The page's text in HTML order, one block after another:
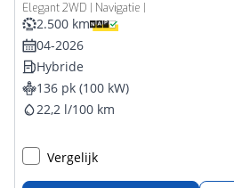
Elegant 2WD | Navigatie |
2.500 km
04-2026
Hybride
136 pk (100 kW)
22,2 l/100 km
Vergelijk